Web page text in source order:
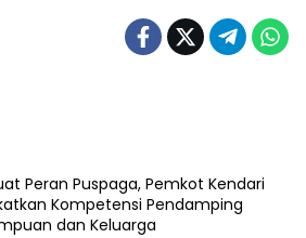
Peran Puspaga, Pemkot Kendari
Kompetensi Pendamping
dan Keluarga